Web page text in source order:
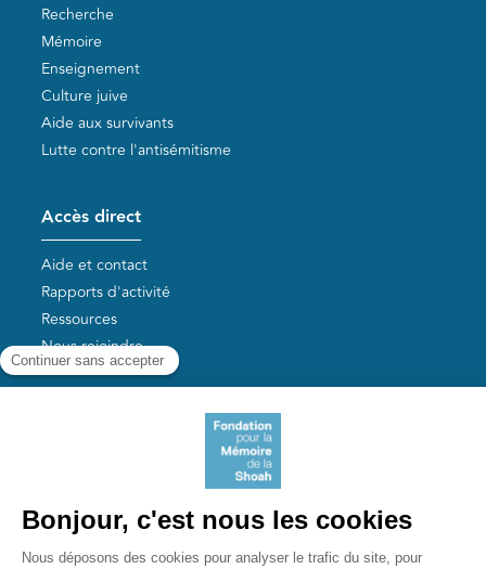
Recherche
Mémoire
Enseignement
Culture juive
Aide aux survivants
Lutte contre l'antisémitisme
Accès direct
Aide et contact
Rapports d'activité
Ressources
Nous rejoindre
Aide aux survivants de la Shoah
Liens utiles